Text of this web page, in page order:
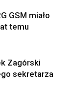
GSM miało
temu
Zagórski
sekretarza